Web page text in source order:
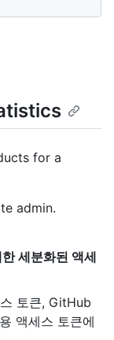
for a
admin.
세분화된 액세
토큰, GitHub
액세스 토큰에